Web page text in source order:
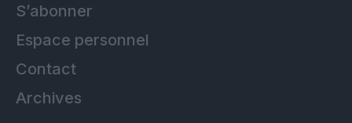
S’abonner
Espace personnel
Contact
Archives